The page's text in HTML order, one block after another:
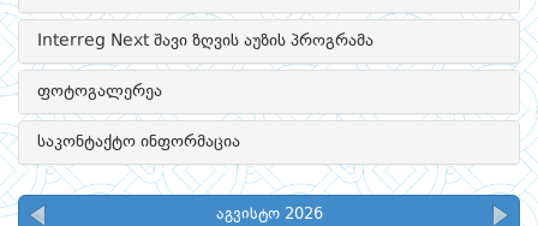
Interreg Next შავი ზღვის აუზის პროგრამა
ფოტოგალერეა
საკონტაქტო ინფორმაცია
აგვისტო 2026